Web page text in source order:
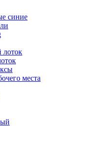
синие
лоток
места